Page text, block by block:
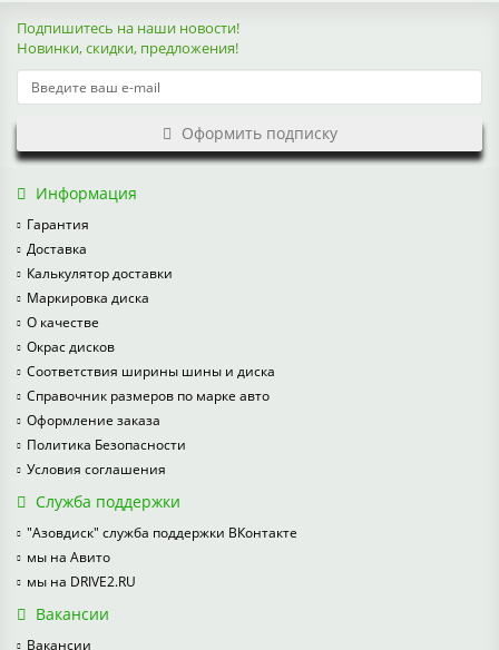
Подпишитесь на наши новости!
Новинки, скидки, предложения!
Оформить подписку
Информация
Гарантия
Доставка
Калькулятор доставки
Маркировка диска
О качестве
Окрас дисков
Соответствия ширины шины и диска
Справочник размеров по марке авто
Оформление заказа
Политика Безопасности
Условия соглашения
Служба поддержки
"Азовдиск" служба поддержки ВКонтакте
мы на Авито
мы на DRIVE2.RU
Вакансии
Вакансии